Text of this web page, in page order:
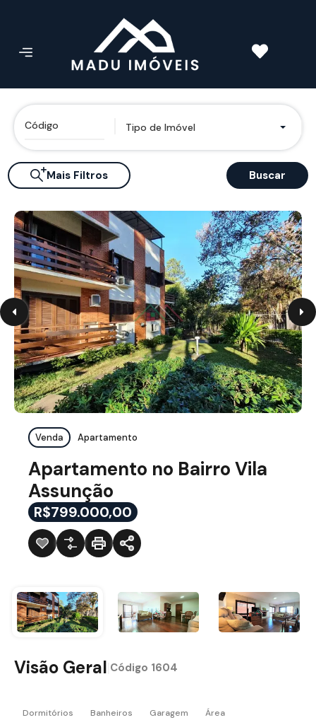
Tipo de Imóvel
Mais Filtros Buscar
Venda Apartamento
Apartamento no Bairro Vila
Assunção
R$799.000,00
Visão Geral Código 1604
Dormitórios
Banheiros
Garagem
Área